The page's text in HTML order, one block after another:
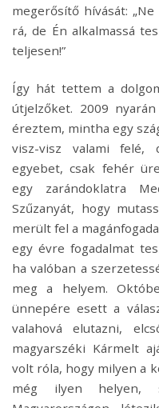
megerősítő hívását:
rá, de Én alkalmassá
teljesen!”
Így hát tettem a
útjelzőket. 2009
éreztem, mintha egy
visz-visz valami
egyebet, csak fehér
egy zarándoklatra
Szűzanyát, hogy
merült fel a
egy évre fogadalmat
ha valóban a
meg a helyem.
ünnepére esett a
valahová elutazni,
magyarszéki Kármelt
volt róla, hogy milyen a
még ilyen